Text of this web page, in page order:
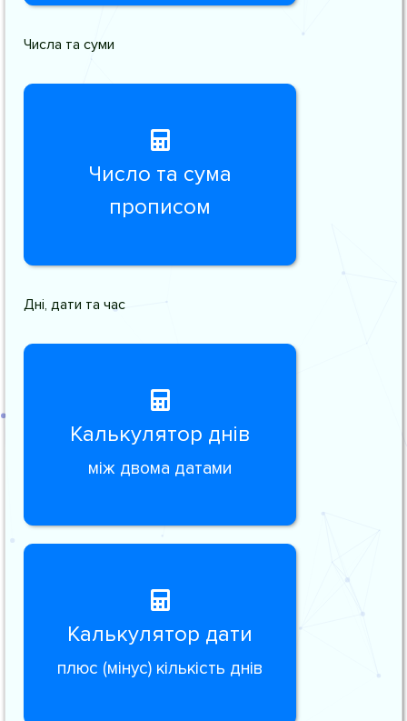
Числа та суми
Число та сума
прописом
Дні, дати та час
Калькулятор днів
між двома датами
Калькулятор дати
плюс (мінус) кількість днів